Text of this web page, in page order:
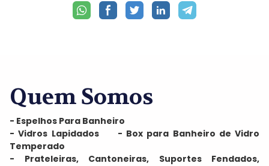
Quem Somos
- Espelhos Para Banheiro
- Vidros Lapidados - Box para Banheiro de Vidro
Temperado
- Prateleiras, Cantoneiras, Suportes Fendados,